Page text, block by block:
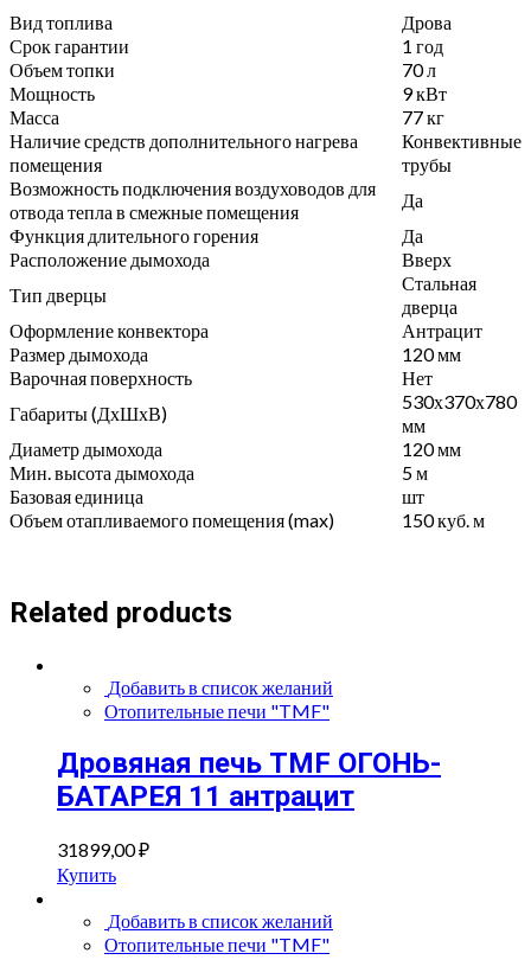
Вид топлива
Дрова
Срок гарантии
1 год
Объем топки
70 л
Мощность
9 кВт
Масса
77 кг
Наличие средств дополнительного нагрева
помещения
Конвективные
трубы
Возможность подключения воздуховодов для
отвода тепла в смежные помещения
Да
Функция длительного горения
Да
Расположение дымохода
Вверх
Тип дверцы
Стальная
дверца
Оформление конвектора
Антрацит
Размер дымохода
120 мм
Варочная поверхность
Нет
Габариты (ДхШхВ)
530х370х780
мм
Диаметр дымохода
120 мм
Мин. высота дымохода
5 м
Базовая единица
шт
Объем отапливаемого помещения (max)
150 куб. м
Related products
Добавить в список желаний
Отопительные печи "TMF"
Дровяная печь TMF ОГОНЬ-
БАТАРЕЯ 11 антрацит
31899,00₽
Купить
Добавить в список желаний
Отопительные печи "TMF"